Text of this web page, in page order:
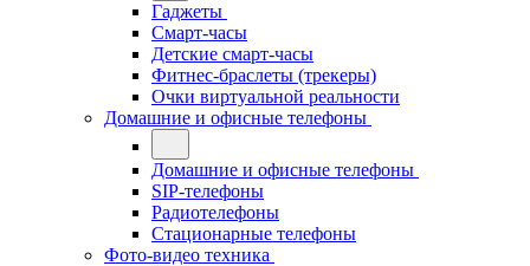
Гаджеты
Смарт-часы
Детские смарт-часы
Фитнес-браслеты (трекеры)
Очки виртуальной реальности
Домашние и офисные телефоны
Домашние и офисные телефоны
SIP-телефоны
Радиотелефоны
Стационарные телефоны
Фото-видео техника